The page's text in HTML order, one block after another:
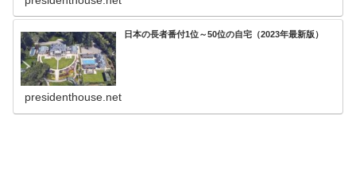
日本の長者番付1位～50位の自宅（2023年最新版）
presidenthouse.net